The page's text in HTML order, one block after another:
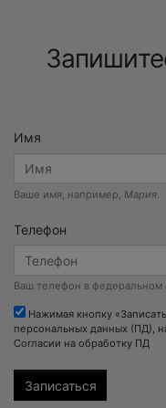
Имя
Ваше имя, например, Мария.
Телефон
Ваш телефон в
Нажимая кнопку
персональных данных (ПД),
Согласии на обработку ПД